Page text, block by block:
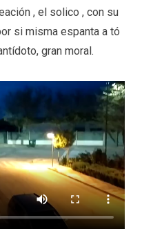
, el solico , con su
si misma espanta a tó
gran moral.